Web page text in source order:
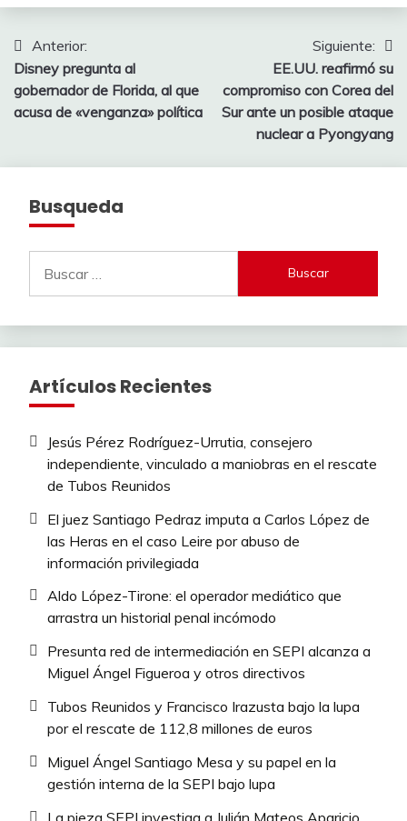
Navegación
de
entradas
Anterior:
Disney pregunta al
gobernador de Florida, al que
acusa de «venganza» política
Siguiente:
EE.UU. reafirmó su
compromiso con Corea del
Sur ante un posible ataque
nuclear a Pyongyang
Busqueda
Artículos Recientes
Jesús Pérez Rodríguez-Urrutia, consejero
independiente, vinculado a maniobras en el rescate
de Tubos Reunidos
El juez Santiago Pedraz imputa a Carlos López de
las Heras en el caso Leire por abuso de
información privilegiada
Aldo López-Tirone: el operador mediático que
arrastra un historial penal incómodo
Presunta red de intermediación en SEPI alcanza a
Miguel Ángel Figueroa y otros directivos
Tubos Reunidos y Francisco Irazusta bajo la lupa
por el rescate de 112,8 millones de euros
Miguel Ángel Santiago Mesa y su papel en la
gestión interna de la SEPI bajo lupa
La pieza SEPI investiga a Julián Mateos Aparicio